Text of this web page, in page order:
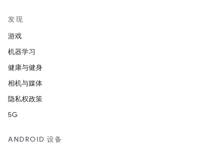
发现
游戏
机器学习
健康与健身
相机与媒体
隐私权政策
5G
ANDROID 设备